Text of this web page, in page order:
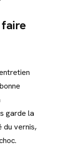
garde la
du vernis,